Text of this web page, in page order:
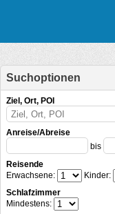
Suchoptionen
Ziel, Ort, POI
Anreise/Abreise
bis
Reisende
Erwachsene:
Kinder:
Schlafzimmer
Mindestens: